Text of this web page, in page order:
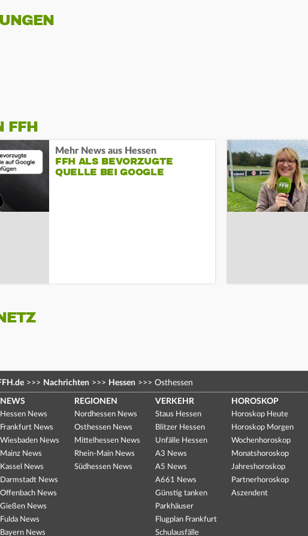
FFH
Mehr News aus Hessen
FFH ALS BEVORZUGTE
QUELLE BEI GOOGLE
>>> Nachrichten >>> Hessen >>> Osthessen
NEWS
Hessen News
Frankfurt News
Wiesbaden News
Mainz News
Kassel News
Darmstadt News
Offenbach News
Gießen News
Fulda News
Bayern News
REGIONEN
Nordhessen News
Osthessen News
Mittelhessen News
Rhein-Main News
Südhessen News
VERKEHR
Staus Hessen
Blitzer Hessen
Unfälle Hessen
A3 News
A5 News
A661 News
Günstig tanken
Parkhäuser
Flugplan Frankfurt
Schulausfälle
HOROSKOP
Horoskop Heute
Horoskop Morgen
Wochenhoroskop
Monatshoroskop
Jahreshoroskop
Partnerhoroskop
Aszendent